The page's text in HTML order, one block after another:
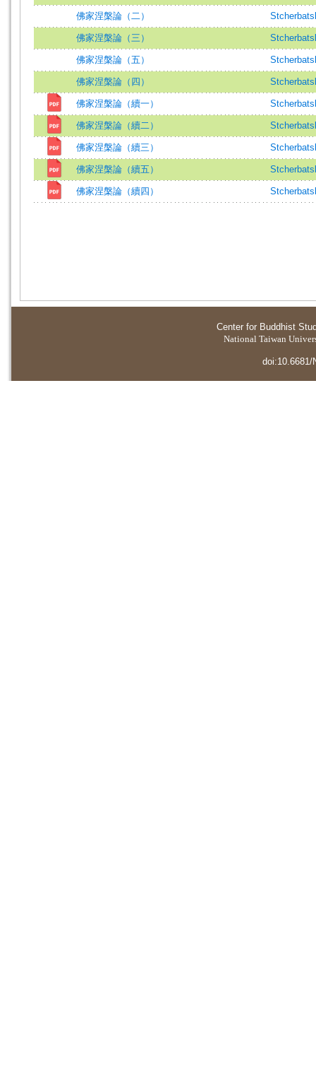
佛家涅槃論（二）
佛家涅槃論（三）
佛家涅槃論（五）
佛家涅槃論（四）
佛家涅槃論（續一）
佛家涅槃論（續二）
佛家涅槃論（續三）
佛家涅槃論（續五）
佛家涅槃論（續四）
Center for Buddhist
National Taiwan
doi:10.6681/